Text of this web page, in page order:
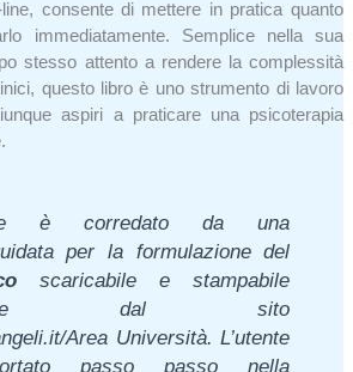
consente di mettere in pratica quanto
immediatamente. Semplice nella sua
stesso attento a rendere la complessità
questo libro è uno strumento di lavoro
aspiri a praticare una psicoterapia
è corredato da una
per la formulazione del
scaricabile e stampabile
dal sito
Area Università. L’utente
passo passo nella